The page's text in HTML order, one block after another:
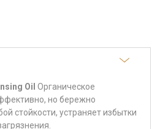
Oil Органическое
но бережно
стойкости, устраняет избытки